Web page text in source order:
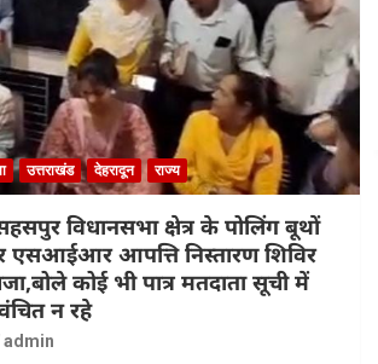
उत्तराखंड देहरादून राज्य
विधानसभा क्षेत्र के पोलिंग बूथों
एसआईआर आपत्ति निस्तारण शिविर
कोई भी पात्र मतदाता सूची में
न रहे
admin